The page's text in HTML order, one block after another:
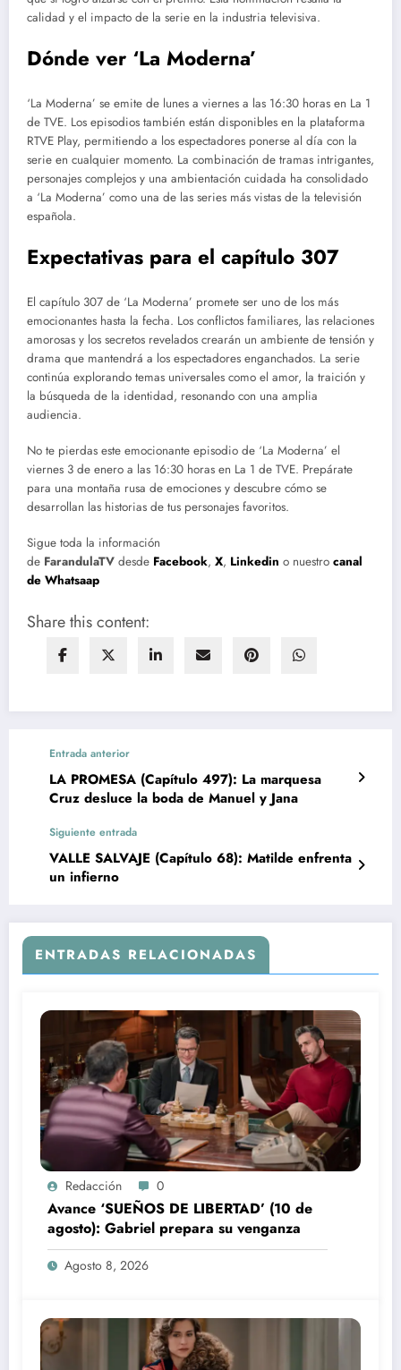
calidad y el impacto de la serie en la industria televisiva.
Dónde ver ‘La Moderna’
‘La Moderna’ se emite de lunes a viernes a las 16:30 horas en La 1
de TVE. Los episodios también están disponibles en la plataforma
RTVE Play, permitiendo a los espectadores ponerse al día con la
serie en cualquier momento. La combinación de tramas intrigantes,
personajes complejos y una ambientación cuidada ha consolidado
a ‘La Moderna’ como una de las series más vistas de la televisión
española.
Expectativas para el capítulo 307
El capítulo 307 de ‘La Moderna’ promete ser uno de los más
emocionantes hasta la fecha. Los conflictos familiares, las relaciones
amorosas y los secretos revelados crearán un ambiente de tensión y
drama que mantendrá a los espectadores enganchados. La serie
continúa explorando temas universales como el amor, la traición y
la búsqueda de la identidad, resonando con una amplia
audiencia.
No te pierdas este emocionante episodio de ‘La Moderna’ el
viernes 3 de enero a las 16:30 horas en La 1 de TVE. Prepárate
para una montaña rusa de emociones y descubre cómo se
desarrollan las historias de tus personajes favoritos.
Sigue toda la información
de FarandulaTV desde Facebook, X, Linkedin o nuestro canal
de Whatsaap
Share this content:
Entrada anterior
LA PROMESA (Capítulo 497): La marquesa
Cruz desluce la boda de Manuel y Jana
Siguiente entrada
VALLE SALVAJE (Capítulo 68): Matilde enfrenta
un infierno
ENTRADAS RELACIONADAS
Redacción 0
Avance ‘SUEÑOS DE LIBERTAD’ (10 de
agosto): Gabriel prepara su venganza
Agosto 8, 2026